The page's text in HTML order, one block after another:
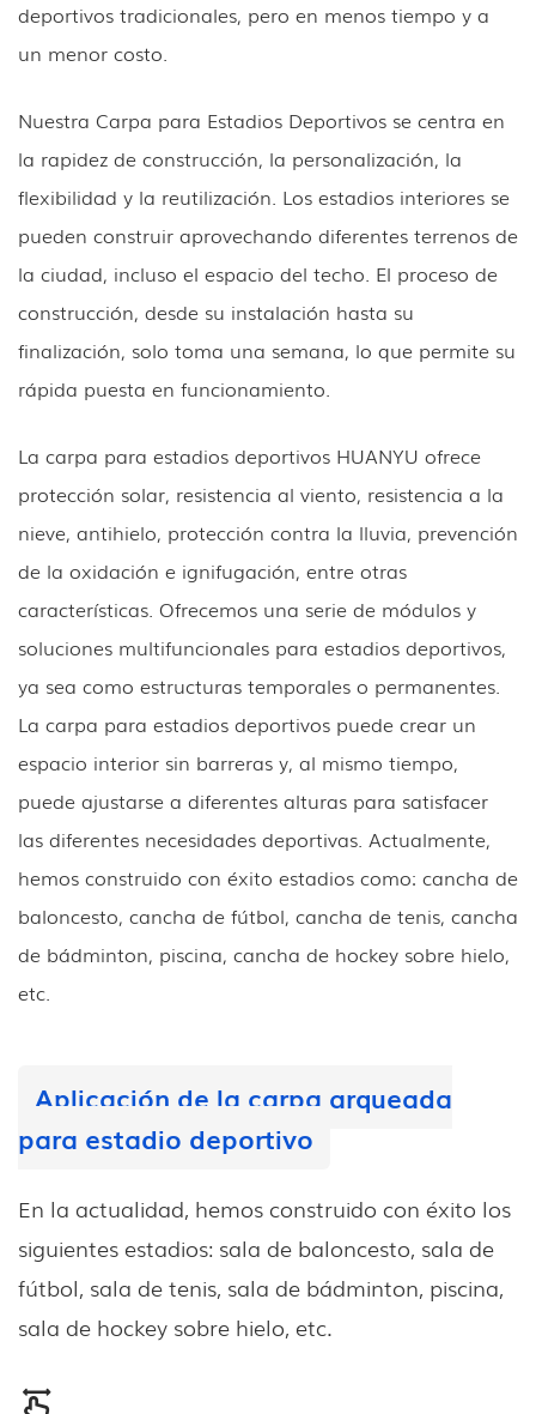
deportivos tradicionales, pero en menos tiempo y a
un menor costo.
Nuestra Carpa para Estadios Deportivos se centra en
la rapidez de construcción, la personalización, la
flexibilidad y la reutilización. Los estadios interiores se
pueden construir aprovechando diferentes terrenos de
la ciudad, incluso el espacio del techo. El proceso de
construcción, desde su instalación hasta su
finalización, solo toma una semana, lo que permite su
rápida puesta en funcionamiento.
La carpa para estadios deportivos HUANYU ofrece
protección solar, resistencia al viento, resistencia a la
nieve, antihielo, protección contra la lluvia, prevención
de la oxidación e ignifugación, entre otras
características. Ofrecemos una serie de módulos y
soluciones multifuncionales para estadios deportivos,
ya sea como estructuras temporales o permanentes.
La carpa para estadios deportivos puede crear un
espacio interior sin barreras y, al mismo tiempo,
puede ajustarse a diferentes alturas para satisfacer
las diferentes necesidades deportivas. Actualmente,
hemos construido con éxito estadios como: cancha de
baloncesto, cancha de fútbol, ​​cancha de tenis, cancha
de bádminton, piscina, cancha de hockey sobre hielo,
etc.
Aplicación de la carpa arqueada
para estadio deportivo
En la actualidad, hemos construido con éxito los
siguientes estadios: sala de baloncesto, sala de
fútbol, ​​sala de tenis, sala de bádminton, piscina,
sala de hockey sobre hielo, etc.